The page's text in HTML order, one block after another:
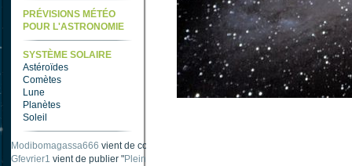
PRÉVISIONS MÉTÉO
POUR L'ASTRONOMIE
SYSTÈME SOLAIRE
Astéroïdes
Comètes
Lune
Planètes
Soleil
Modibomagassa666 vient de commenter "
Gfevrier1 vient de publier "Pleine Lune - 9 Aout 205